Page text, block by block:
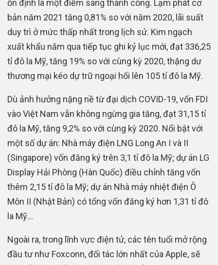
ổn định là một điểm sáng thành công. Lạm phát cơ
bản năm 2021 tăng 0,81% so với năm 2020, lãi suất
duy trì ở mức thấp nhất trong lịch sử. Kim ngạch
xuất khẩu năm qua tiếp tục ghi kỷ lục mới, đạt 336,25
tỉ đô la Mỹ, tăng 19% so với cùng kỳ 2020, thặng dư
thương mại kéo dự trữ ngoại hối lên 105 tỉ đô la Mỹ.
Dù ảnh hưởng nặng nề từ đại dịch COVID-19, vốn FDI
vào Việt Nam vẫn không ngừng gia tăng, đạt 31,15 tỉ
đô la Mỹ, tăng 9,2% so với cùng kỳ 2020. Nổi bật với
một số dự án: Nhà máy điện LNG Long An I và II
(Singapore) vốn đăng ký trên 3,1 tỉ đô la Mỹ; dự án LG
Display Hải Phòng (Hàn Quốc) điều chỉnh tăng vốn
thêm 2,15 tỉ đô la Mỹ; dự án Nhà máy nhiệt điện Ô
Môn II (Nhật Bản) có tổng vốn đăng ký hơn 1,31 tỉ đô
la Mỹ…
Ngoài ra, trong lĩnh vực điện tử, các tên tuổi mở rộng
đầu tư như Foxconn, đối tác lớn nhất của Apple, sẽ